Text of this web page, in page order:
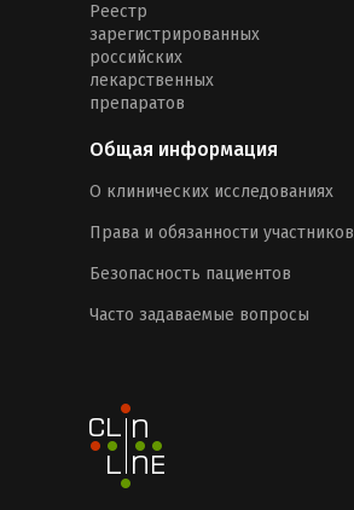
Реестр
зарегистрированных
российских
лекарственных
препаратов
Общая информация
О клинических исследованиях
Права и обязанности участников
Безопасность пациентов
Часто задаваемые вопросы